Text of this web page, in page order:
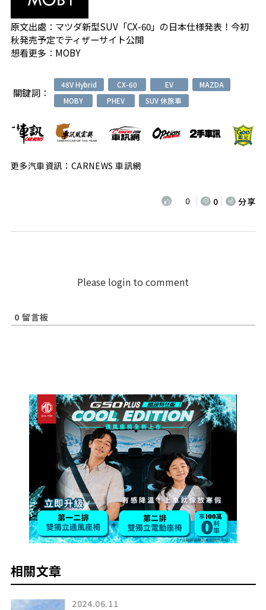
原文出處： マツダ新型SUV「CX-60」の日本仕様発表！今初
秋発売予定でティザーサイト公開
想看更多： MOBY
關鍵詞：
48V Hybrid CX-60 EV
MAZDA
MOBY
PHEV SUV 休旅車
更多汽車資訊：CARNEWS 車訊網
0 0 分享
Please login to comment
0 留言板
相關文章
2024.06.11